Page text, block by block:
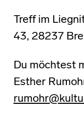
Treff im
43, 28237
Du möchtest
Esther